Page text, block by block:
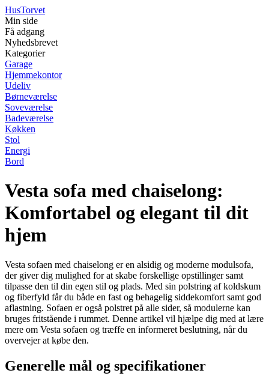
HusTorvet
Min side
Få adgang
Nyhedsbrevet
Kategorier
Garage
Hjemmekontor
Udeliv
Børneværelse
Soveværelse
Badeværelse
Køkken
Stol
Energi
Bord
Vesta sofa med chaiselong:
Komfortabel og elegant til dit
hjem
Vesta sofaen med chaiselong er en alsidig og moderne modulsofa,
der giver dig mulighed for at skabe forskellige opstillinger samt
tilpasse den til din egen stil og plads. Med sin polstring af koldskum
og fiberfyld får du både en fast og behagelig siddekomfort samt god
aflastning. Sofaen er også polstret på alle sider, så modulerne kan
bruges fritstående i rummet. Denne artikel vil hjælpe dig med at lære
mere om Vesta sofaen og træffe en informeret beslutning, når du
overvejer at købe den.
Generelle mål og specifikationer